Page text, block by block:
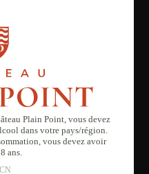
Plain Point, vous devez
dans votre pays/région.
vous devez avoir
ans.
CN